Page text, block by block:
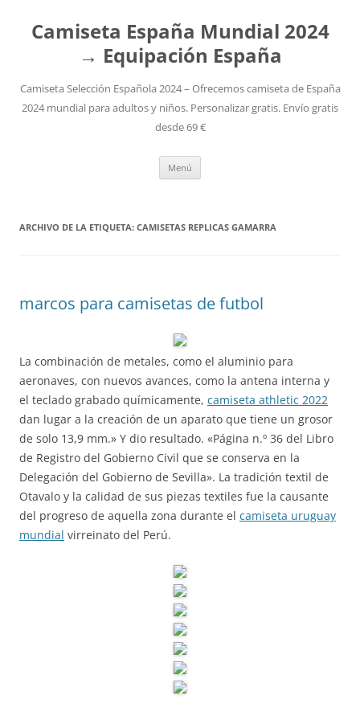
Camiseta España Mundial 2024
→ Equipación España
Camiseta Selección Española 2024 – Ofrecemos camiseta de España
2024 mundial para adultos y niños. Personalizar gratis. Envío gratis
desde 69 €
Menú
ARCHIVO DE LA ETIQUETA: CAMISETAS REPLICAS GAMARRA
marcos para camisetas de futbol
La combinación de metales, como el aluminio para
aeronaves, con nuevos avances, como la antena interna y
el teclado grabado químicamente, camiseta athletic 2022
dan lugar a la creación de un aparato que tiene un grosor
de solo 13,9 mm.» Y dio resultado. «Página n.º 36 del Libro
de Registro del Gobierno Civil que se conserva en la
Delegación del Gobierno de Sevilla». La tradición textil de
Otavalo y la calidad de sus piezas textiles fue la causante
del progreso de aquella zona durante el camiseta uruguay
mundial virreinato del Perú.